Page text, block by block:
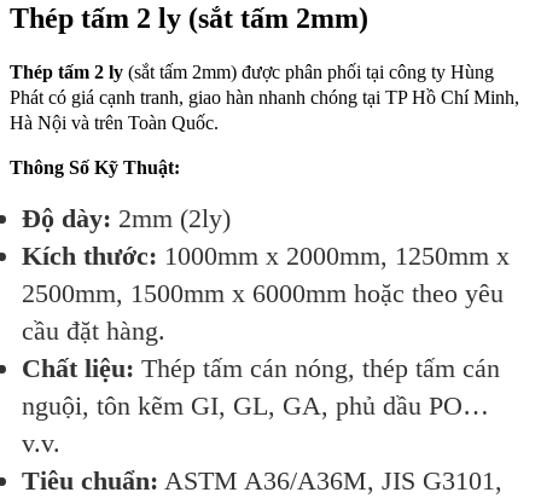
Thép tấm 2 ly (sắt tấm 2mm)
Thép tấm 2 ly (sắt tấm 2mm) được phân phối tại công ty Hùng
Phát có giá cạnh tranh, giao hàn nhanh chóng tại TP Hồ Chí Minh,
Hà Nội và trên Toàn Quốc.
Thông Số Kỹ Thuật:
Độ dày: 2mm (2ly)
Kích thước: 1000mm x 2000mm, 1250mm x
2500mm, 1500mm x 6000mm hoặc theo yêu
cầu đặt hàng.
Chất liệu: Thép tấm cán nóng, thép tấm cán
nguội, tôn kẽm GI, GL, GA, phủ dầu PO…
v.v.
Tiêu chuẩn: ASTM A36/A36M, JIS G3101,